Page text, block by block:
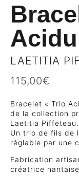
LAETITIA
115,00€
Bracelet « Trio
de la collection
Laetitia Piffeteau.
Un trio de fils de
réglable par une
Fabrication
créatrice